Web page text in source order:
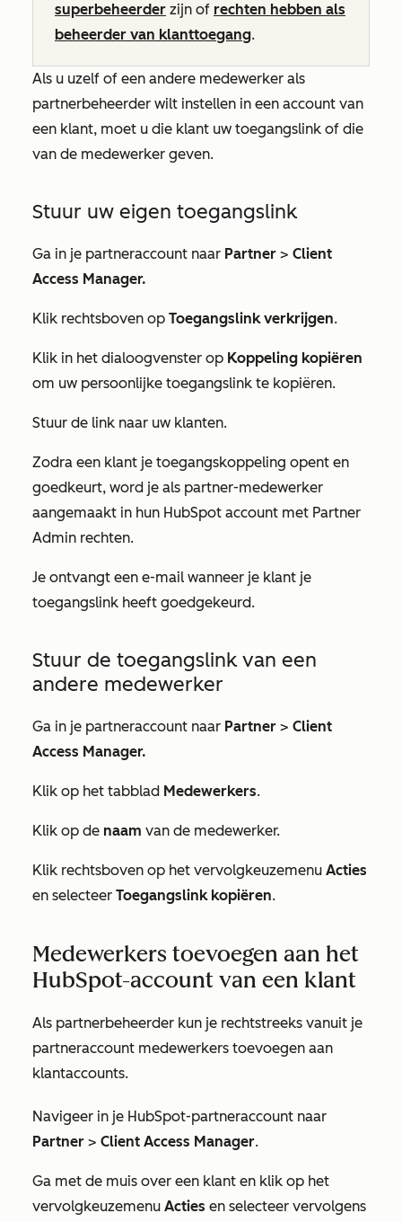
superbeheerder zijn of rechten hebben als
beheerder van klanttoegang.
Als u uzelf of een andere medewerker als
partnerbeheerder wilt instellen in een account van
een klant, moet u die klant uw toegangslink of die
van de medewerker geven.
Stuur uw eigen toegangslink
Ga in je partneraccount naar Partner > Client
Access Manager.
Klik rechtsboven op Toegangslink verkrijgen.
Klik in het dialoogvenster op Koppeling kopiëren
om uw persoonlijke toegangslink te kopiëren.
Stuur de link naar uw klanten.
Zodra een klant je toegangskoppeling opent en
goedkeurt, word je als partner-medewerker
aangemaakt in hun HubSpot account met Partner
Admin rechten.
Je ontvangt een e-mail wanneer je klant je
toegangslink heeft goedgekeurd.
Stuur de toegangslink van een
andere medewerker
Ga in je partneraccount naar Partner > Client
Access Manager.
Klik op het tabblad Medewerkers.
Klik op de naam van de medewerker.
Klik rechtsboven op het vervolgkeuzemenu Acties
en selecteer Toegangslink kopiëren.
Medewerkers toevoegen aan het
HubSpot-account van een klant
Als partnerbeheerder kun je rechtstreeks vanuit je
partneraccount medewerkers toevoegen aan
klantaccounts.
Navigeer in je HubSpot-partneraccount naar
Partner > Client Access Manager.
Ga met de muis over een klant en klik op het
vervolgkeuzemenu Acties en selecteer vervolgens